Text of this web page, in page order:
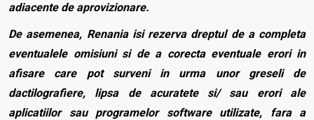
adiacente de aprovizionare.
De asemenea, Renania isi rezerva dreptul de a completa
eventualele omisiuni si de a corecta eventuale erori in
afisare care pot surveni in urma unor greseli de
dactilografiere, lipsa de acuratete si/ sau erori ale
aplicatiilor sau programelor software utilizate, fara a